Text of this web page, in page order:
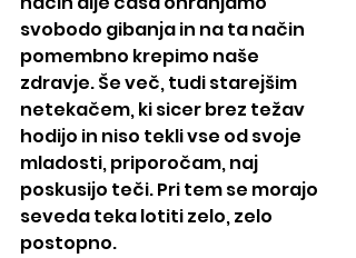
svobodo gibanja in na ta način
pomembno krepimo naše
zdravje. Še več, tudi starejšim
netekačem, ki sicer brez težav
hodijo in niso tekli vse od svoje
mladosti, priporočam, naj
poskusijo teči. Pri tem se morajo
seveda teka lotiti zelo, zelo
postopno.